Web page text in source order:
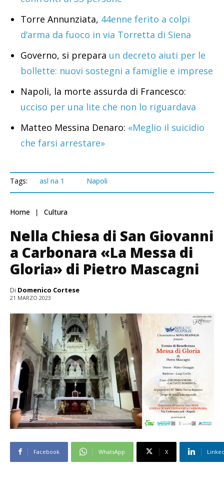
Torre Annunziata, 44enne ferito a colpi
d’arma da fuoco in via Torretta di Siena
Governo, si prepara un decreto aiuti per le
bollette: nuovi sostegni a famiglie e imprese
Napoli, la morte assurda di Francesco:
ucciso per una lite che non lo riguardava
Matteo Messina Denaro: «Meglio il suicidio
che farsi arrestare»
Tags: asl na 1 Napoli
Home Cultura
Nella Chiesa di San Giovanni
a Carbonara «La Messa di
Gloria» di Pietro Mascagni
Di Domenico Cortese
21 MARZO 2023
Facebook WhatsApp X